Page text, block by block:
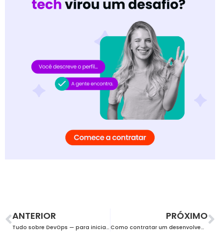
ANTERIOR
Tudo sobre DevOps — para iniciantes
PRÓXIMO
Como contratar um desenvolvedor de apps